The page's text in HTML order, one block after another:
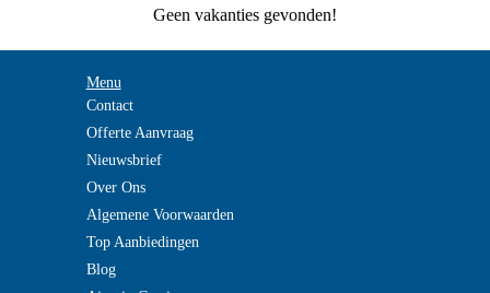
Geen vakanties gevonden!
Menu
Contact
Offerte Aanvraag
Nieuwsbrief
Over Ons
Algemene Voorwaarden
Top Aanbiedingen
Blog